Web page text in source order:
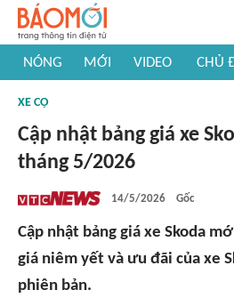
NÓNG MỚI VIDEO CHỦ
#Khám phá thế giới
XE CỘ
Cập nhật bảng giá xe
tháng 5/2026
14/5/2026 Gốc
Cập nhật bảng giá xe Skoda
giá niêm yết và ưu đãi của xe
phiên bản.